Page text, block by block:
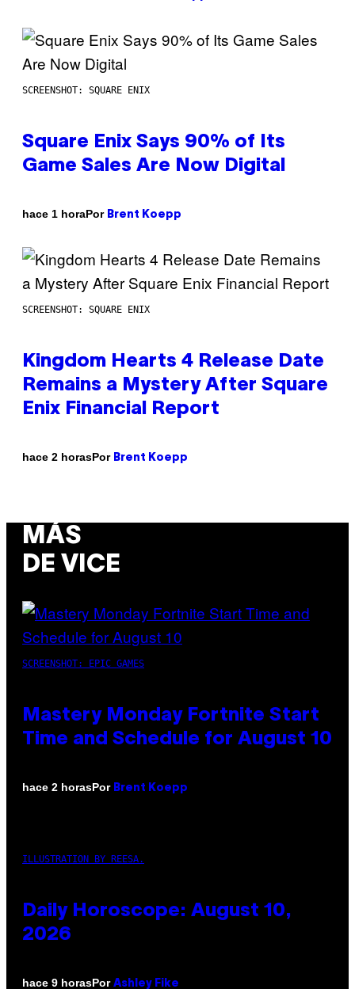
SCREENSHOT: SQUARE ENIX
Square Enix Says 90% of Its
Game Sales Are Now Digital
hace 1 horaPor Brent Koepp
SCREENSHOT: SQUARE ENIX
Kingdom Hearts 4 Release Date
Remains a Mystery After Square
Enix Financial Report
hace 2 horasPor Brent Koepp
MÁS
DE VICE
SCREENSHOT: EPIC GAMES
Mastery Monday Fortnite Start
Time and Schedule for August 10
hace 2 horasPor Brent Koepp
ILLUSTRATION BY REESA.
Daily Horoscope: August 10,
2026
hace 9 horasPor Ashley Fike